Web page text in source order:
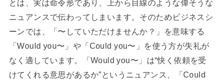
とは、実は命令形であり、上から目線のような偉そうな
ニュアンスで伝わってしまいます。そのためビジネスシ
ーンでは、「〜していただけませんか？」を意味する
「Would you〜」や「Could you〜」を使う方が失礼が
なく適しています。「Would you〜」は“快く依頼を受
けてくれる意思があるか”というニュアンス、「Could